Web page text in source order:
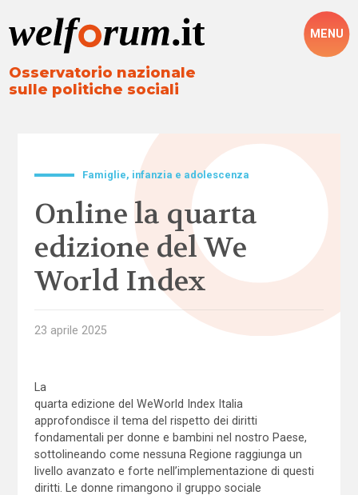
Osservatorio nazionale
sulle politiche sociali
MENU
Famiglie, infanzia e adolescenza
Online la quarta
edizione del We
World Index
23 aprile 2025
La
quarta edizione del WeWorld Index Italia
approfondisce il tema del rispetto dei diritti
fondamentali per donne e bambini nel nostro Paese,
sottolineando come nessuna Regione raggiunga un
livello avanzato e forte nell’implementazione di questi
diritti. Le donne rimangono il gruppo sociale